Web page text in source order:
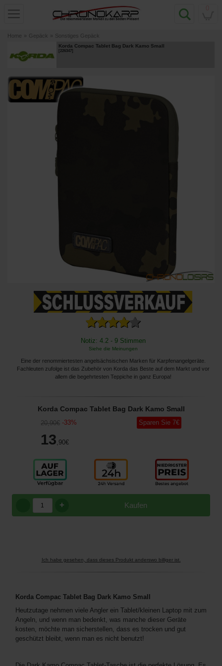
Home » Gepäck » Sonstiges Gepäck
Korda Compac Tablet Bag Dark Kamo Small
[226347]
Notiz: 4.2 - 9 Stimmen
Siehe die Meinungen
Eine der renommiertesten angelsächsischen Marken für Karpfenangelgeräte.
Fachleuten zufolge ist das Zubehör von Korda das Beste auf dem Markt und vor
allem die begehrtesten Teppiche in ganz Europa!
Korda Compac Tablet Bag Dark Kamo Small
20,90€ -33%
13 ,90€
Sparen Sie 7€
Kaufen
+
Ich habe gesehen, dass dieses Produkt anderswo billiger ist.
Korda Compac Tablet Bag Dark Kamo Small
Heutzutage nehmen viele Angler ein Tablet/kleinen Laptop mit zum
Angeln, und wenn man bedenkt, was manche dieser Geräte
kosten, möchte man sicherstellen, dass es trocken und gut
geschützt bleibt, wenn man es nicht benutzt!